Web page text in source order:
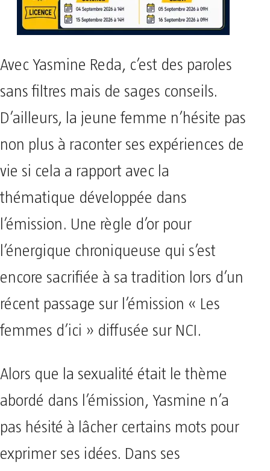
Avec Yasmine Reda, c’est des paroles
sans filtres mais de sages conseils.
D’ailleurs, la jeune femme n’hésite pas
non plus à raconter ses expériences de
vie si cela a rapport avec la
thématique développée dans
l’émission. Une règle d’or pour
l’énergique chroniqueuse qui s’est
encore sacrifiée à sa tradition lors d’un
récent passage sur l’émission « Les
femmes d’ici » diffusée sur NCI.
Alors que la sexualité était le thème
abordé dans l’émission, Yasmine n’a
pas hésité à lâcher certains mots pour
exprimer ses idées. Dans ses